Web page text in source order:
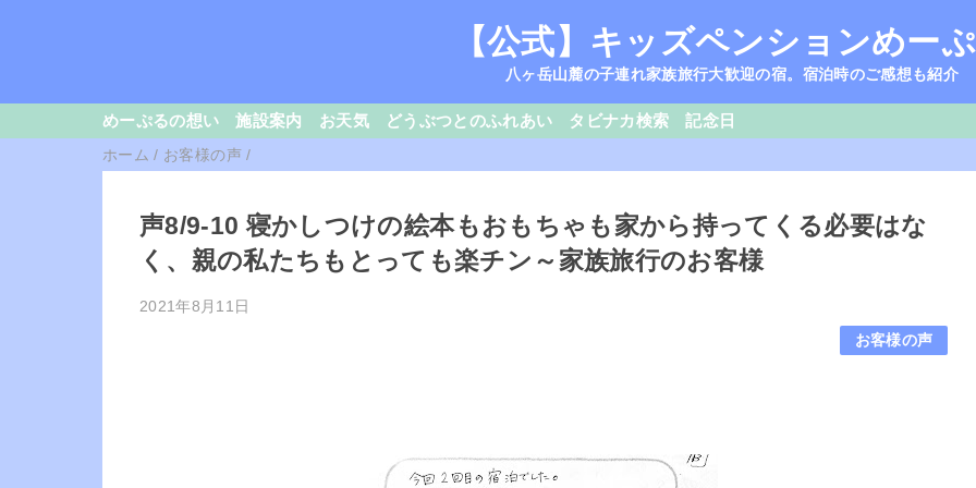
【公式】キッズペンションめー
八ヶ岳山麓の子連れ家族旅行大歓迎の宿。宿泊時のご感想も紹介
めーぷるの想い 施設案内 お天気 どうぶつとのふれあい タビナカ検索 記念日
ホーム / お客様の声 /
声8/9-10 寝かしつけの絵本もおもちゃも家から持ってくる必要はな
く、親の私たちもとっても楽チン～家族旅行のお客様
2021年8月11日
お客様の声